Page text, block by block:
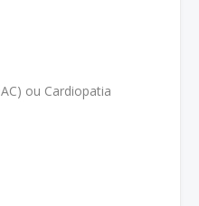
ou Cardiopatia